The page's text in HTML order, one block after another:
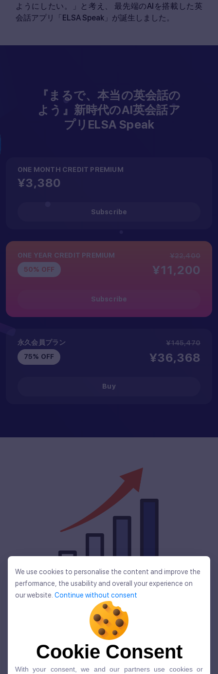
ようにしたい。」と考え、
最先端のAIを搭載した英
会話アプリ「ELSA Speak」が誕生しました。
『まるで、本当の英会話の
よう』新時代のAI英会話ア
プリELSA Speak
ONE MONTH CREDIT PREMIUM
¥3,380
Subscribe
ONE YEAR CREDIT PREMIUM
¥22,400
50% OFF
¥11,200
Subscribe
永久会員プラン
¥145,470
75% OFF
¥36,368
Buy
全世界ユーザー数
5,400万人を
突破しました。
We use cookies to personalise the content and improve the
performance, the usability and overall your experience on
Continue without consent
Cookie Consent
We use cookies to personalise the content and improve the
performance, the usability and overall your experience on
our website. Continue without consent
Cookie Consent
With your consent, we and our partners use cookies or